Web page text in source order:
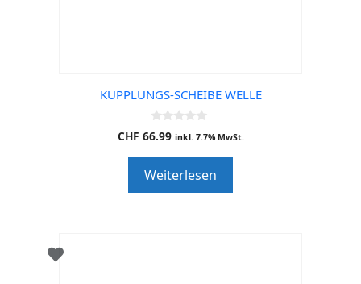
KUPPLUNGS-SCHEIBE WELLE
0
o
o
f
5
CHF 66.99 inkl. 7.7% MwSt.
Weiterlesen